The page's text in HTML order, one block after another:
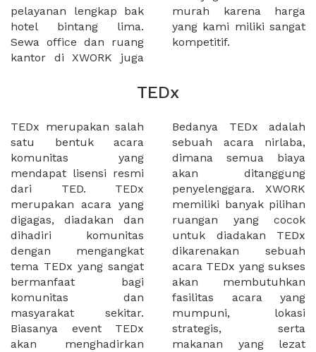
pelayanan lengkap bak
hotel bintang lima.
Sewa office dan ruang
kantor di XWORK juga
murah karena harga
yang kami miliki sangat
kompetitif.
TEDx
TEDx merupakan salah
satu bentuk acara
komunitas yang
mendapat lisensi resmi
dari TED. TEDx
merupakan acara yang
digagas, diadakan dan
dihadiri komunitas
dengan mengangkat
tema TEDx yang sangat
bermanfaat bagi
komunitas dan
masyarakat sekitar.
Biasanya event TEDx
akan menghadirkan
Bedanya TEDx adalah
sebuah acara nirlaba,
dimana semua biaya
akan ditanggung
penyelenggara. XWORK
memiliki banyak pilihan
ruangan yang cocok
untuk diadakan TEDx
dikarenakan sebuah
acara TEDx yang sukses
akan membutuhkan
fasilitas acara yang
mumpuni, lokasi
strategis, serta
makanan yang lezat